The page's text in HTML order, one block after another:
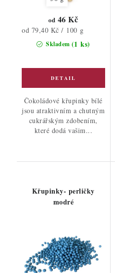
Skladem (1 ks)
od 46 Kč
Měrná
od 79,40 Kč / 100 g
Čokoládové křupinky bílé
jsou atraktivním a chutným
cukrářským zdobením,
které dodá vašim...
Křupinky- perličky
modré